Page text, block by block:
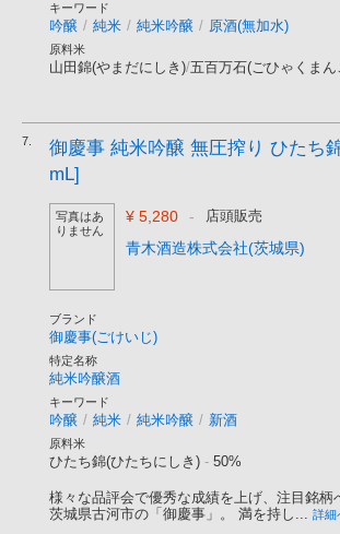
キーワード
吟醸 / 純米 / 純米吟醸 / 原酒(無加水)
原料米
山田錦(やまだにしき)/五百万石(ごひゃくまん
7.
御慶事 純米吟醸 無圧搾り ひたち
mL]
写真はあ
りません
¥ 5,280 - 店頭販売
青木酒造株式会社(茨城県)
ブランド
御慶事(ごけいじ)
特定名称
純米吟醸酒
キーワード
吟醸 / 純米 / 純米吟醸 / 新酒
原料米
ひたち錦(ひたちにしき) - 50%
様々な品評会で優秀な成績を上げ、注目銘柄
茨城県古河市の「御慶事」。 満を持し... 詳細